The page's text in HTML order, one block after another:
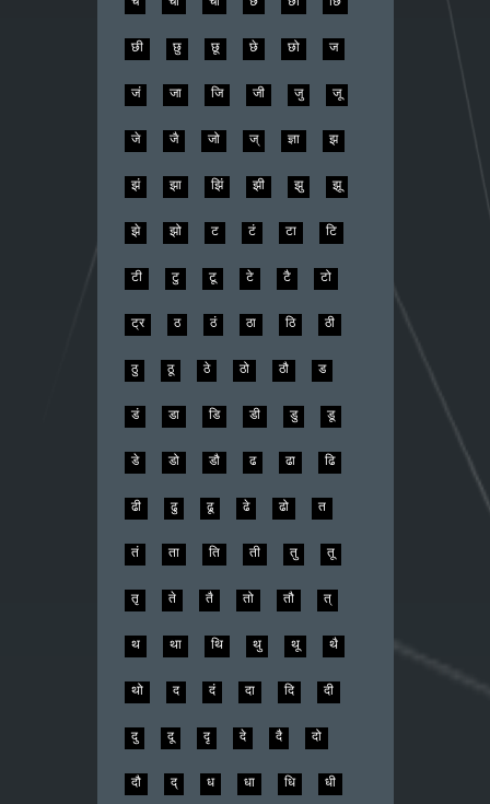
छी छु छू छे छो ज
जं जा जि जी जु जू
जे जै जो ज् ज्ञा झ
झं झा झिं झी झु झू
झे झो ट टं टा टि
टी टु टू टे टै टो
ट्र ठ ठं ठा ठि ठी
ठु ठू ठे ठो ठौ ड
डं डा डि डी डु डू
डे डो डौ ढ ढा ढि
ढी ढु ढू ढे ढो त
तं ता ति ती तु तू
तृ ते तै तो तौ त्
थ था थि थु थू थै
थो द दं दा दि दी
दु दू दृ दे दै दो
दौ द् ध धा धि धी